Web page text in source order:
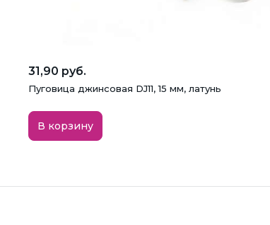
31,90 руб.
Пуговица джинсовая DJ11, 15 мм, латунь
В корзину